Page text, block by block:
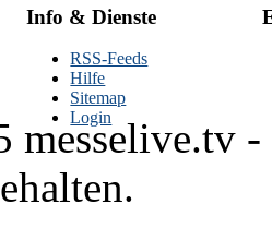
Info & Dienste
RSS-Feeds
Hilfe
Sitemap
Login
-